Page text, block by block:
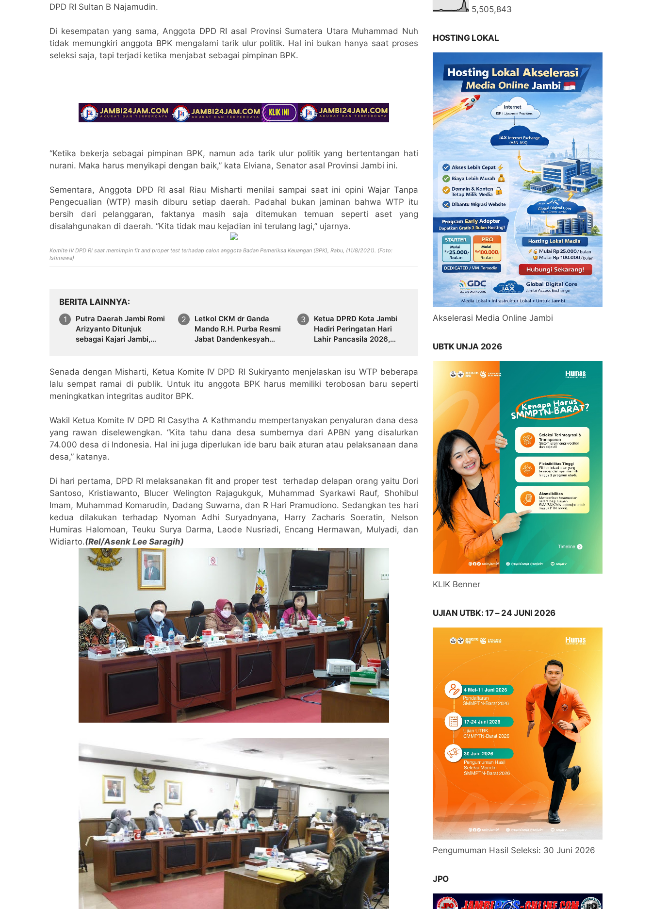
DPD RI Sultan B Najamudin.
Di kesempatan yang sama, Anggota DPD RI asal Provinsi Sumatera Utara Muhammad Nuh
tidak memungkiri anggota BPK mengalami tarik ulur politik. Hal ini bukan hanya saat proses
seleksi saja, tapi terjadi ketika menjabat sebagai pimpinan BPK.
“Ketika bekerja sebagai pimpinan BPK, namun ada tarik ulur politik yang bertentangan hati
nurani. Maka harus menyikapi dengan baik,” kata Elviana, Senator asal Provinsi Jambi ini.
Sementara, Anggota DPD RI asal Riau Misharti menilai sampai saat ini opini Wajar Tanpa
Pengecualian (WTP) masih diburu setiap daerah. Padahal bukan jaminan bahwa WTP itu
bersih dari pelanggaran, faktanya masih saja ditemukan temuan seperti aset yang
disalahgunakan di daerah. “Kita tidak mau kejadian ini terulang lagi,” ujarnya.
Komite IV DPD RI saat memimpin fit and proper test terhadap calon anggota Badan Pemeriksa Keuangan (BPK), Rabu, (11/8/2021). (Foto:
Istimewa)
BERITA LAINNYA
Putra Daerah Jambi Romi
Arizyanto Ditunjuk
sebagai Kajari Jambi,
Letkol CKM dr Ganda
Mando R.H. Purba Resmi
Jabat Dandenkesyah
Satgas ke Mesir
Ketua DPRD Kota Jambi
Hadiri Peringatan Hari
Lahir Pancasila 2026,
Bangsa
Senada dengan Misharti, Ketua Komite IV DPD RI Sukiryanto menjelaskan isu WTP beberapa
lalu sempat ramai di publik. Untuk itu anggota BPK harus memiliki terobosan baru seperti
meningkatkan integritas auditor BPK.
Wakil Ketua Komite IV DPD RI Casytha A Kathmandu mempertanyakan penyaluran dana desa
yang rawan diselewengkan. “Kita tahu dana desa sumbernya dari APBN yang disalurkan
74.000 desa di Indonesia. Hal ini juga diperlukan ide baru baik aturan atau pelaksanaan dana
desa,” katanya.
Di hari pertama, DPD RI melaksanakan fit and proper test terhadap delapan orang yaitu Dori
Santoso, Kristiawanto, Blucer Welington Rajagukguk, Muhammad Syarkawi Rauf, Shohibul
Imam, Muhammad Komarudin, Dadang Suwarna, dan R Hari Pramudiono. Sedangkan tes hari
kedua dilakukan terhadap Nyoman Adhi Suryadnyana, Harry Zacharis Soeratin, Nelson
Humiras Halomoan, Teuku Surya Darma, Laode Nusriadi, Encang Hermawan, Mulyadi, dan
Widiarto.(Rel/Asenk Lee Saragih)
5,505,843
HOSTING LOKAL
Akselerasi Media Online Jambi
UBTK UNJA 2026
KLIK Benner
UJIAN UTBK: 17 – 24 JUNI 2026
Pengumuman Hasil Seleksi: 30 Juni 2026
JPO